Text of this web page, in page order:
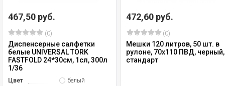
467,50 руб.
(0)
Диспенсерные салфетки
белые UNIVERSAL TORK
FASTFOLD 24*30см, 1сл, 300л
1/36
Цвет
белый
472,60 руб.
(0)
Мешки 120 литров, 50 шт. в
рулоне, 70х110 ПВД, черный,
стандарт